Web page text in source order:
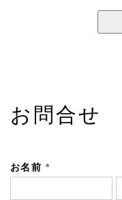
お問合せ
お名前 *